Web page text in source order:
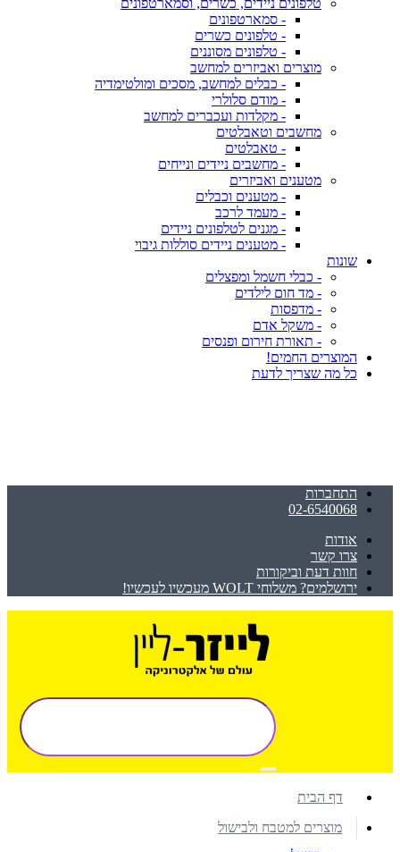
טלפונים ניידים, כשרים, וסמארטפונים
- סמארטפונים
- טלפונים כשרים
- טלפונים מסוננים
מוצרים ואביזרים למחשב
- כבלים למחשב, מסכים ומולטימדיה
- מודם סלולרי
- מקלדות ועכברים למחשב
מחשבים וטאבלטים
- טאבלטים
- מחשבים ניידים ונייחים
מטענים ואביזרים
- מטענים וכבלים
- מעמד לרכב
- מגנים לטלפונים ניידים
- מטענים ניידים סוללות גיבוי
שונות
- כבלי חשמל ומפצלים
- מד חום לילדים
- מדפסות
- משקל אדם
- תאורת חירום ופנסים
המוצרים החמים!
כל מה שצריך לדעת
התחברות
02-6540068
אודות
צרו קשר
חוות דעת וביקורות
ירושלמים? משלוחי WOLT מעכשיו לעכשיו!
דף הבית
מוצרים למטבח ולבישול